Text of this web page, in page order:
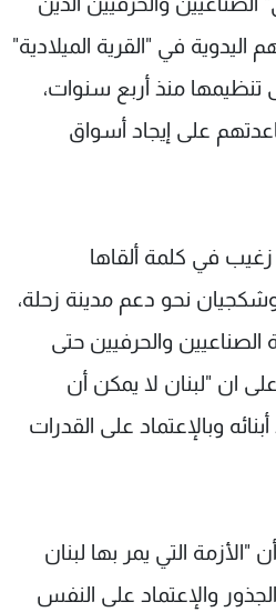
في "القرية الميلادية"
تنظيمها منذ أربع سنوات،
على إيجاد أسواق
في كلمة ألقاها
بوشكجيان نحو دعم مدينة زحلة،
والحرفيين حتى
ان "لبنان لا يمكن أن
وبالإعتماد على القدرات
التي يمر بها لبنان
والإعتماد على النفس
وظائف
تواصل معنا
شروط الإسـتخدام
سياسة الخصوصية